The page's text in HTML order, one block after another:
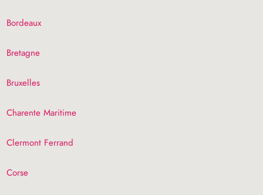
Bordeaux
Bretagne
Bruxelles
Charente Maritime
Clermont Ferrand
Corse